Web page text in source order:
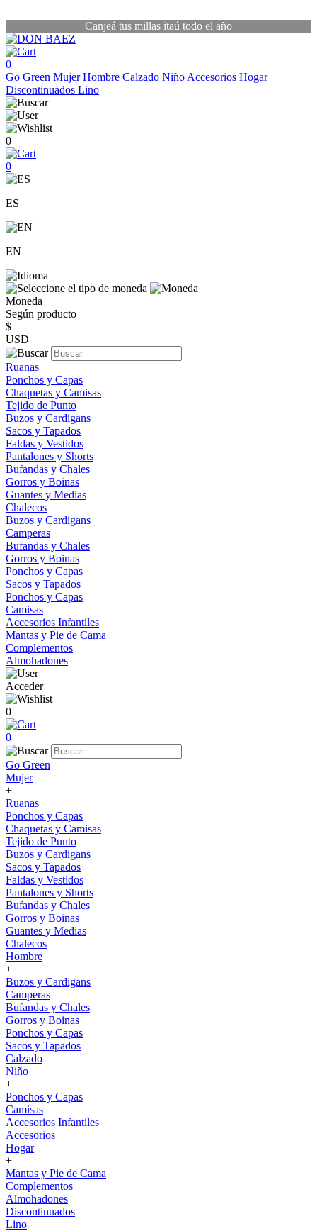
Canjeá tus millas itaú todo el año
0
Go Green MujerHombre Calzado Niño Accesorios Hogar
Discontinuados Lino
0
0
ES
EN
Moneda
Según producto
$
USD
Ruanas
Ponchos y Capas
Chaquetas y Camisas
Tejido de Punto
Buzos y Cardigans
Sacos y Tapados
Faldas y Vestidos
Pantalones y Shorts
Bufandas y Chales
Gorros y Boinas
Guantes y Medias
Chalecos
Buzos y Cardigans
Camperas
Bufandas y Chales
Gorros y Boinas
Ponchos y Capas
Sacos y Tapados
Ponchos y Capas
Camisas
Accesorios Infantiles
Mantas y Pie de Cama
Complementos
Almohadones
Acceder
0
0
Go Green
Mujer
+
Ruanas
Ponchos y Capas
Chaquetas y Camisas
Tejido de Punto
Buzos y Cardigans
Sacos y Tapados
Faldas y Vestidos
Pantalones y Shorts
Bufandas y Chales
Gorros y Boinas
Guantes y Medias
Chalecos
Hombre
+
Buzos y Cardigans
Camperas
Bufandas y Chales
Gorros y Boinas
Ponchos y Capas
Sacos y Tapados
Calzado
Niño
+
Ponchos y Capas
Camisas
Accesorios Infantiles
Accesorios
Hogar
+
Mantas y Pie de Cama
Complementos
Almohadones
Discontinuados
Lino